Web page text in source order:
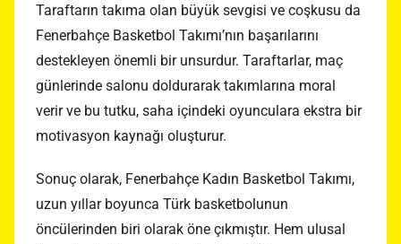
Taraftarın takıma olan büyük sevgisi ve coşkusu da
Fenerbahçe Basketbol Takımı’nın başarılarını
destekleyen önemli bir unsurdur. Taraftarlar, maç
günlerinde salonu doldurarak takımlarına moral
verir ve bu tutku, saha içindeki oyunculara ekstra bir
motivasyon kaynağı oluşturur.
Sonuç olarak, Fenerbahçe Kadın Basketbol Takımı,
uzun yıllar boyunca Türk basketbolunun
öncülerinden biri olarak öne çıkmıştır. Hem ulusal